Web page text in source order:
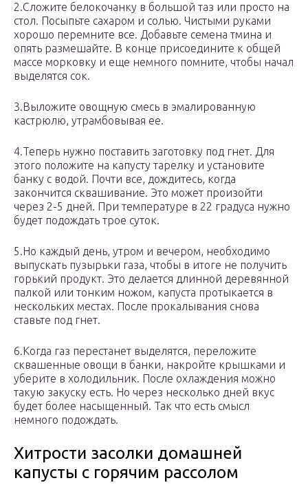
2.Сложите белокочанку в большой таз или просто на
стол. Посыпьте сахаром и солью. Чистыми руками
хорошо перемните все. Добавьте семена тмина и
опять размешайте. В конце присоедините к общей
массе морковку и еще немного помните, чтобы начал
выделятся сок.
3.Выложите овощную смесь в эмалированную
кастрюлю, утрамбовывая ее.
4.Теперь нужно поставить заготовку под гнет. Для
этого положите на капусту тарелку и установите
банку с водой. Почти все, дождитесь, когда
закончится сквашивание. Это может произойти
через 2-5 дней. При температуре в 22 градуса нужно
будет подождать трое суток.
5.Но каждый день, утром и вечером, необходимо
выпускать пузырьки газа, чтобы в итоге не получить
горький продукт. Это делается длинной деревянной
палкой или тонким ножом, капуста протыкается в
нескольких местах. После прокалывания снова
ставьте под гнет.
6.Когда газ перестанет выделятся, переложите
сквашенные овощи в банки, накройте крышками и
уберите в холодильник. После охлаждения можно
такую закуску есть. Но через несколько дней вкус
будет более насыщенный. Так что есть смысл
немного подождать.
Хитрости засолки домашней
капусты с горячим рассолом